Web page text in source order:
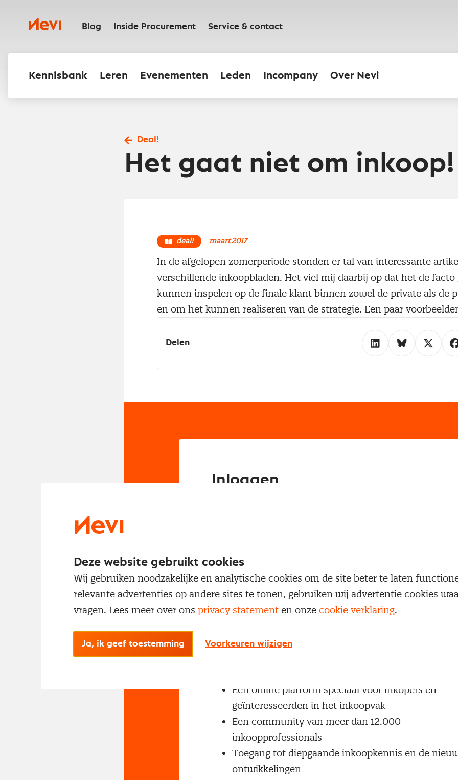
inhoudNevi Blog Inside Procurement Service & contact
Kennisbank Leren Evenementen Leden Incompany Over Nevi
Deal!
Het gaat niet om inkoop!
deal! maart 2017
In de afgelopen zomerperiode stonden er tal van interessante
verschillende inkoopbladen. Het viel mij daarbij op dat het de facto
kunnen inspelen op de finale klant binnen zowel de private als de
en om het kunnen realiseren van de strategie. Een paar
Delen
Inloggen
Nog geen Nevi account?
Een online platform speciaal voor inkopers en
geïnteresseerden in het inkoopvak
Een community van meer dan 12.000
inkoopprofessionals
Toegang tot diepgaande inkoopkennis en de
ontwikkelingen
Deze website gebruikt cookies
Wij gebruiken noodzakelijke en analytische cookies om de site beter te laten
relevante advertenties op andere sites te tonen, gebruiken wij advertentie cookies
vragen. Lees meer over ons privacy statement en onze cookie verklaring.
Ja, ik geef toestemming Voorkeuren wijzigen